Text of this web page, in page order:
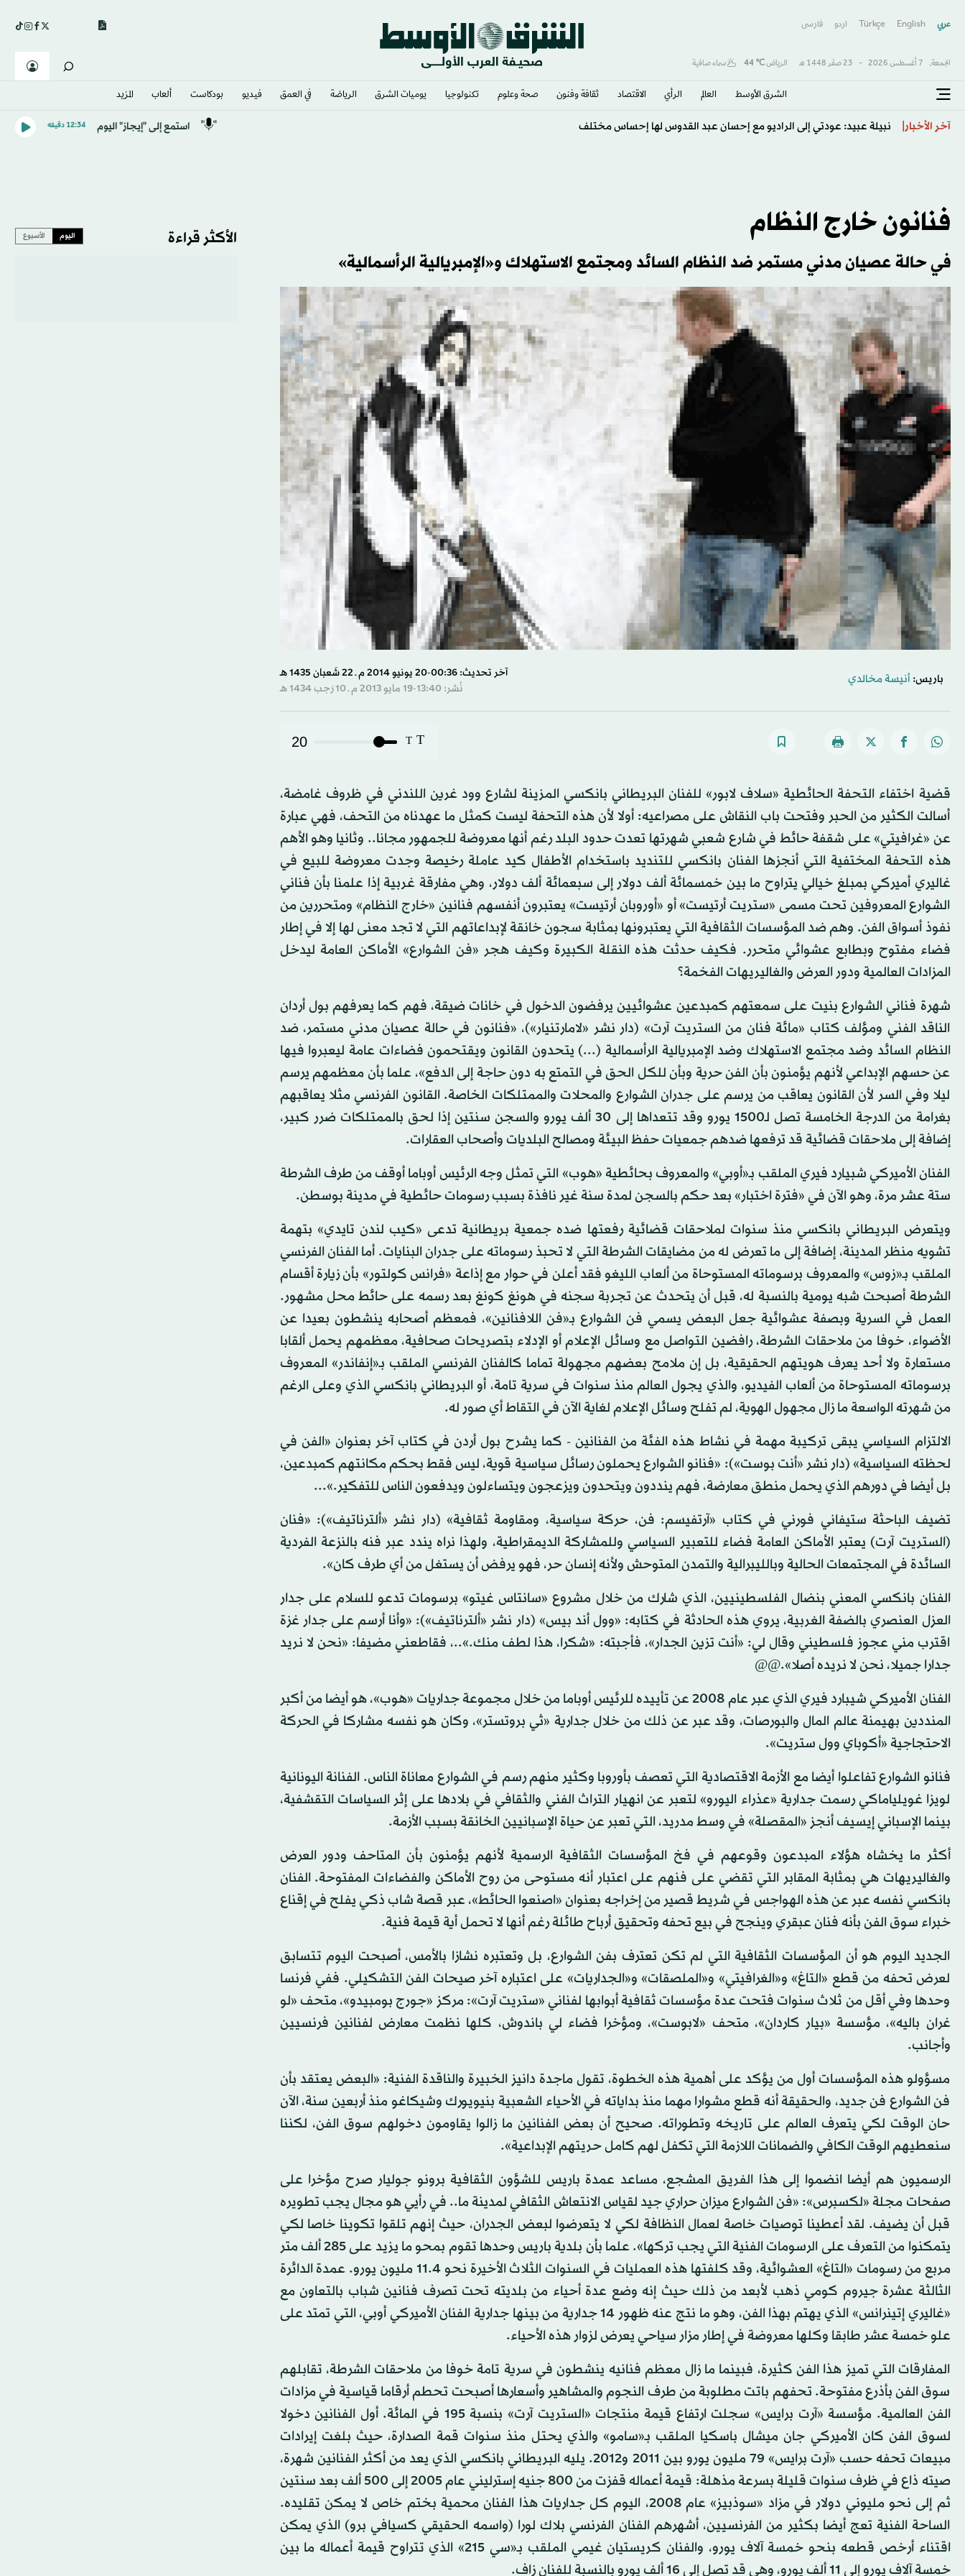
عربي English
Türkçe اردو فارسى
الجمعة, 7 أغسطس 2026 - 23 صفَر 1448 هـ الرياض℃
44 سماء صافية
الشرق الأوسط​ العالم الرأي الاقتصاد ثقافة وفنون صحة وعلوم تكنولوجيا يوميات الشرق​ الرياضة في العمق فيديو بودكاست ألعاب المزيد
آخر الأخبار نهر القذافي «الصناعي» مهدد بالاعتداءات وانقطاع الكهرباء استمع إلى "إيجاز" اليوم 12:34 دقيقه
فنانون خارج النظام
في حالة عصيان مدني مستمر ضد النظام السائد ومجتمع الاستهلاك و«الإمبريالية الرأسمالية»
باريس: أنيسة مخالدي
آخر تحديث: 00:36-20 يونيو 2014 م ـ 22 شَعبان 1435 هـ
نُشر: 13:40-19 مايو 2013 م ـ 10 رَجب 1434 هـ
T
T
20
قضية اختفاء التحفة الحائطية «سلاف لابور» للفنان البريطاني بانكسي المزينة لشارع وود غرين اللندني في ظروف غامضة،
أسالت الكثير من الحبر وفتحت باب النقاش على مصراعيه: أولا لأن هذه التحفة ليست كمثل ما عهدناه من التحف، فهي عبارة
عن «غرافيتي» على شقفة حائط في شارع شعبي شهرتها تعدت حدود البلد رغم أنها معروضة للجمهور مجانا.. وثانيا وهو الأهم
هذه التحفة المختفية التي أنجزها الفنان بانكسي للتنديد باستخدام الأطفال كيد عاملة رخيصة وجدت معروضة للبيع في
غاليري أميركي بمبلغ خيالي يتراوح ما بين خمسمائة ألف دولار إلى سبعمائة ألف دولار، وهي مفارقة غربية إذا علمنا بأن فناني
الشوارع المعروفين تحت مسمى «ستريت أرتيست» أو «أوروبان أرتيست» يعتبرون أنفسهم فنانين «خارج النظام» ومتحررين من
نفوذ أسواق الفن. وهم ضد المؤسسات الثقافية التي يعتبرونها بمثابة سجون خانقة لإبداعاتهم التي لا تجد معنى لها إلا في إطار
فضاء مفتوح وبطابع عشوائي متحرر. فكيف حدثت هذه النقلة الكبيرة وكيف هجر «فن الشوارع» الأماكن العامة ليدخل
المزادات العالمية ودور العرض والغاليريهات الفخمة؟
شهرة فناني الشوارع بنيت على سمعتهم كمبدعين عشوائيين يرفضون الدخول في خانات ضيقة، فهم كما يعرفهم بول أردان
الناقد الفني ومؤلف كتاب «مائة فنان من الستريت آرت» (دار نشر «لامارتنيار»)، «فنانون في حالة عصيان مدني مستمر، ضد
النظام السائد وضد مجتمع الاستهلاك وضد الإمبريالية الرأسمالية (...) يتحدون القانون ويقتحمون فضاءات عامة ليعبروا فيها
عن حسهم الإبداعي لأنهم يؤمنون بأن الفن حرية وبأن للكل الحق في التمتع به دون حاجة إلى الدفع»، علما بأن معظمهم يرسم
ليلا وفي السر لأن القانون يعاقب من يرسم على جدران الشوارع والمحلات والممتلكات الخاصة. القانون الفرنسي مثلا يعاقبهم
بغرامة من الدرجة الخامسة تصل لـ1500 يورو وقد تتعداها إلى 30 ألف يورو والسجن سنتين إذا لحق بالممتلكات ضرر كبير،
إضافة إلى ملاحقات قضائية قد ترفعها ضدهم جمعيات حفظ البيئة ومصالح البلديات وأصحاب العقارات.
الفنان الأميركي شبيارد فيري الملقب بـ«أوبي» والمعروف بحائطية «هوب» التي تمثل وجه الرئيس أوباما أوقف من طرف الشرطة
ستة عشر مرة، وهو الآن في «فترة اختبار» بعد حكم بالسجن لمدة سنة غير نافذة بسبب رسومات حائطية في مدينة بوسطن.
ويتعرض البريطاني بانكسي منذ سنوات لملاحقات قضائية رفعتها ضده جمعية بريطانية تدعى «كيب لندن تايدي» بتهمة
تشويه منظر المدينة، إضافة إلى ما تعرض له من مضايقات الشرطة التي لا تحبذ رسوماته على جدران البنايات. أما الفنان الفرنسي
الملقب بـ«زوس» والمعروف برسوماته المستوحاة من ألعاب الليغو فقد أعلن في حوار مع إذاعة «فرانس كولتور» بأن زيارة أقسام
الشرطة أصبحت شبه يومية بالنسبة له، قبل أن يتحدث عن تجربة سجنه في هونغ كونغ بعد رسمه على حائط محل مشهور.
العمل في السرية وبصفة عشوائية جعل البعض يسمي فن الشوارع بـ«فن اللافنانين»، فمعظم أصحابه ينشطون بعيدا عن
الأضواء، خوفا من ملاحقات الشرطة، رافضين التواصل مع وسائل الإعلام أو الإدلاء بتصريحات صحافية، معظمهم يحمل ألقابا
مستعارة ولا أحد يعرف هويتهم الحقيقية، بل إن ملامح بعضهم مجهولة تماما كالفنان الفرنسي الملقب بـ«إنفاندر» المعروف
برسوماته المستوحاة من ألعاب الفيديو، والذي يجول العالم منذ سنوات في سرية تامة، أو البريطاني بانكسي الذي وعلى الرغم
من شهرته الواسعة ما زال مجهول الهوية، لم تفلح وسائل الإعلام لغاية الآن في التقاط أي صور له.
الالتزام السياسي يبقى تركيبة مهمة في نشاط هذه الفئة من الفنانين - كما يشرح بول أردن في كتاب آخر بعنوان «الفن في
لحظته السياسية» (دار نشر «أنت بوست»): «فنانو الشوارع يحملون رسائل سياسية قوية، ليس فقط بحكم مكانتهم كمبدعين،
بل أيضا في دورهم الذي يحمل منطق معارضة، فهم ينددون ويتحدون ويزعجون ويتساءلون ويدفعون الناس للتفكير.»...
تضيف الباحثة ستيفاني فورني في كتاب «آرتفيسم: فن، حركة سياسية، ومقاومة ثقافية» (دار نشر «ألترناتيف»): «فنان
(الستريت آرت) يعتبر الأماكن العامة فضاء للتعبير السياسي وللمشاركة الديمقراطية، ولهذا نراه يندد عبر فنه بالنزعة الفردية
السائدة في المجتمعات الحالية وبالليبرالية والتمدن المتوحش ولأنه إنسان حر، فهو يرفض أن يستغل من أي طرف كان».
الفنان بانكسي المعني بنضال الفلسطينيين، الذي شارك من خلال مشروع «سانتاس غيتو» برسومات تدعو للسلام على جدار
العزل العنصري بالضفة الغربية، يروي هذه الحادثة في كتابه: «وول أند بيس» (دار نشر «ألترناتيف»): «وأنا أرسم على جدار غزة
اقترب مني عجوز فلسطيني وقال لي: «أنت تزين الجدار»، فأجبته: «شكرا، هذا لطف منك.»..، فقاطعني مضيفا: «نحن لا نريد
جدارا جميلا، نحن لا نريده أصلا».@@
الفنان الأميركي شيبارد فيري الذي عبر عام 2008 عن تأييده للرئيس أوباما من خلال مجموعة جداريات «هوب»، هو أيضا من أكبر
المنددين بهيمنة عالم المال والبورصات، وقد عبر عن ذلك من خلال جدارية «ثي بروتستر»، وكان هو نفسه مشاركا في الحركة
الاحتجاجية «أكوباي وول ستريت».
فنانو الشوارع تفاعلوا أيضا مع الأزمة الاقتصادية التي تعصف بأوروبا وكثير منهم رسم في الشوارع معاناة الناس. الفنانة اليونانية
لويزا غويلياماكي رسمت جدارية «عذراء اليورو» لتعبر عن انهيار التراث الفني والثقافي في بلادها على إثر السياسات التقشفية،
بينما الإسباني إيسيف أنجز «المقصلة» في وسط مدريد، التي تعبر عن حياة الإسبانيين الخانقة بسبب الأزمة.
أكثر ما يخشاه هؤلاء المبدعون وقوعهم في فخ المؤسسات الثقافية الرسمية لأنهم يؤمنون بأن المتاحف ودور العرض
والغاليريهات هي بمثابة المقابر التي تقضي على فنهم على اعتبار أنه مستوحى من روح الأماكن والفضاءات المفتوحة. الفنان
بانكسي نفسه عبر عن هذه الهواجس في شريط قصير من إخراجه بعنوان «اصنعوا الحائط»، عبر قصة شاب ذكي يفلح في إقناع
خبراء سوق الفن بأنه فنان عبقري وينجح في بيع تحفه وتحقيق أرباح طائلة رغم أنها لا تحمل أية قيمة فنية.
الجديد اليوم هو أن المؤسسات الثقافية التي لم تكن تعترف بفن الشوارع، بل وتعتبره نشازا بالأمس، أصبحت اليوم تتسابق
لعرض تحفه من قطع «التاغ» و«الغرافيتي» و«الملصقات» و«الجداريات» على اعتباره آخر صيحات الفن التشكيلي. ففي فرنسا
وحدها وفي أقل من ثلاث سنوات فتحت عدة مؤسسات ثقافية أبوابها لفناني «ستريت آرت»: مركز «جورج بومبيدو»، متحف «لو
غران باليه»، مؤسسة «بيار كاردان»، متحف «لابوست»، ومؤخرا فضاء لي باندوش، كلها نظمت معارض لفنانين فرنسيين
وأجانب.
مسؤولو هذه المؤسسات أول من يؤكد على أهمية هذه الخطوة، تقول ماجدة دانيز الخبيرة والناقدة الفنية: «البعض يعتقد بأن
فن الشوارع فن جديد، والحقيقة أنه قطع مشوارا مهما منذ بداياته في الأحياء الشعبية بنيويورك وشيكاغو منذ أربعين سنة، الآن
حان الوقت لكي يتعرف العالم على تاريخه وتطوراته. صحيح أن بعض الفنانين ما زالوا يقاومون دخولهم سوق الفن، لكننا
سنعطيهم الوقت الكافي والضمانات اللازمة التي تكفل لهم كامل حريتهم الإبداعية».
الرسميون هم أيضا انضموا إلى هذا الفريق المشجع، مساعد عمدة باريس للشؤون الثقافية برونو جوليار صرح مؤخرا على
صفحات مجلة «لكسبرس»: «فن الشوارع ميزان حراري جيد لقياس الانتعاش الثقافي لمدينة ما.. في رأيي هو مجال يجب تطويره
قبل أن يضيف. لقد أعطينا توصيات خاصة لعمال النظافة لكي لا يتعرضوا لبعض الجدران، حيث إنهم تلقوا تكوينا خاصا لكي
يتمكنوا من التعرف على الرسومات الفنية التي يجب تركها». علما بأن بلدية باريس وحدها تقوم بمحو ما يزيد على 285 ألف متر
مربع من رسومات «التاغ» العشوائية، وقد كلفتها هذه العمليات في السنوات الثلاث الأخيرة نحو 11.4 مليون يورو. عمدة الدائرة
الثالثة عشرة جيروم كومي ذهب لأبعد من ذلك حيث إنه وضع عدة أحياء من بلديته تحت تصرف فنانين شباب بالتعاون مع
«غاليري إتينرانس» الذي يهتم بهذا الفن، وهو ما نتج عنه ظهور 14 جدارية من بينها جدارية الفنان الأميركي أوبي، التي تمتد على
علو خمسة عشر طابقا وكلها معروضة في إطار مزار سياحي يعرض لزوار هذه الأحياء.
المفارقات التي تميز هذا الفن كثيرة، فبينما ما زال معظم فنانيه ينشطون في سرية تامة خوفا من ملاحقات الشرطة، تقابلهم
سوق الفن بأذرع مفتوحة. تحفهم باتت مطلوبة من طرف النجوم والمشاهير وأسعارها أصبحت تحطم أرقاما قياسية في مزادات
الفن العالمية. مؤسسة «آرت برايس» سجلت ارتفاع قيمة منتجات «الستريت آرت» بنسبة 195 في المائة. أول الفنانين دخولا
لسوق الفن كان الأميركي جان ميشال باسكيا الملقب بـ«سامو» والذي يحتل منذ سنوات قمة الصدارة، حيث بلغت إيرادات
مبيعات تحفه حسب «آرت برايس» 79 مليون يورو بين 2011 و2012. يليه البريطاني بانكسي الذي يعد من أكثر الفنانين شهرة،
صيته ذاع في ظرف سنوات قليلة بسرعة مذهلة: قيمة أعماله قفزت من 800 جنيه إسترليني عام 2005 إلى 500 ألف بعد سنتين
ثم إلى نحو مليوني دولار في مزاد «سوذبيز» عام 2008، اليوم كل جداريات هذا الفنان محمية بختم خاص لا يمكن تقليده.
الساحة الفنية تعج أيضا بكثير من الفرنسيين، أشهرهم الفنان الفرنسي بلاك لورا (واسمه الحقيقي كسيافي برو) الذي يمكن
اقتناء أرخص قطعه بنحو خمسة آلاف يورو، والفنان كريستيان غيمي الملقب بـ«سي 215» الذي تتراوح قيمة أعماله ما بين
خمسة آلاف يورو إلى 11 ألف يورو، وهي قد تصل إلى 16 ألف يورو بالنسبة للفنان زاف.
الأكثر قراءة اليوم الأسبوع